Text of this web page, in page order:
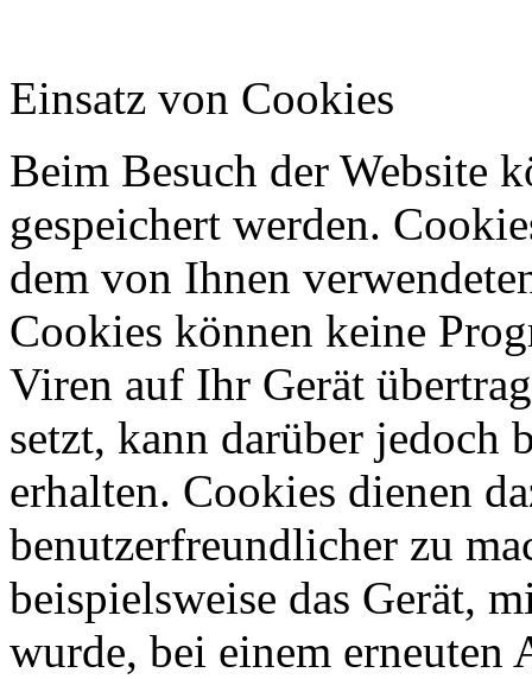
Einsatz von Cookies
Beim Besuch der Website
gespeichert werden.
dem von Ihnen
Cookies können keine
Viren auf Ihr Gerät
setzt, kann darüber jedoch
erhalten. Cookies dienen
benutzerfreundlicher zu
beispielsweise das Gerät,
wurde, bei einem erneuten